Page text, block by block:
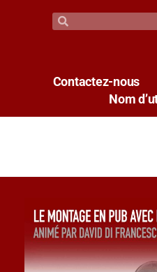
Contactez-nous
Nom